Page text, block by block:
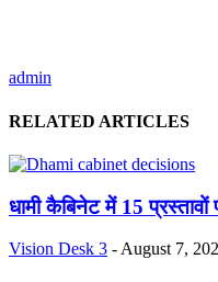
admin
RELATED ARTICLES
धामी कैबिनेट में 15
Vision Desk 3 -August 7,